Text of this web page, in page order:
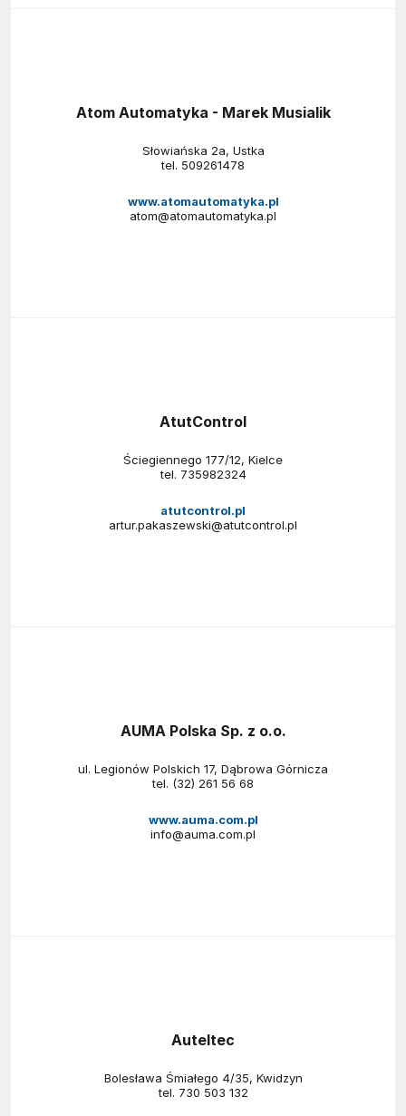
Atom Automatyka - Marek Musialik
Słowiańska 2a, Ustka
tel. 509261478
www.atomautomatyka.pl
atom@atomautomatyka.pl
AtutControl
Ściegiennego 177/12, Kielce
tel. 735982324
atutcontrol.pl
artur.pakaszewski@atutcontrol.pl
AUMA Polska Sp. z o.o.
ul. Legionów Polskich 17, Dąbrowa Górnicza
tel. (32) 261 56 68
www.auma.com.pl
info@auma.com.pl
Auteltec
Bolesława Śmiałego 4/35, Kwidzyn
tel. 730 503 132